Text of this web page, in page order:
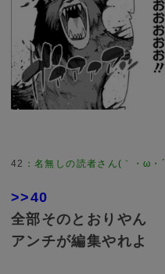
42 ：名無しの読者さん(｀・ω・
>>40
全部そのとおりやん
アンチが編集やれよ